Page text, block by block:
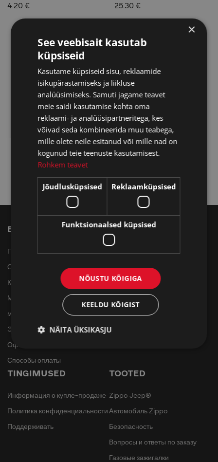
4.20 € 25.30 €
Кремни Zippo 2406N
2.10 €
ETTEVÕTTEST
Помощь
О компании Zippo
Контакт
Мой профиль
магазины за пределами
Эстонии
Официальное уведомление
Способы оплаты
KLIENT
Помощь
Доставка/возврат
TINGIMUSED
Информация о купле-продаже
Политика конфиденциальности
Поддерживать
TOOTED
Zippo Jeep®
Автомобиль Zippo
Безопасность
Вопросы и ответы по заказу
Газовые зажигалки
×
See veebisait kasutab
küpsiseid
Kasutame küpsiseid sisu, reklaamide
isikupärastamiseks ja liikluse
analüüsimiseks. Samuti jagame teavet
meie saidi kasutamise kohta oma
reklaami- ja analüüsipartneritega, kes
võivad seda kombineerida muu teabega,
mille olete neile esitanud või mille nad on
kogunud teie teenuste kasutamisest.
Rohkem teavet
Jõudlusküpsised Reklaamküpsised
Funktsionaalsed küpsised
NÕUSTU KÕIGIGA
KEELDU KÕIGIST
NÄITA ÜKSIKASJU